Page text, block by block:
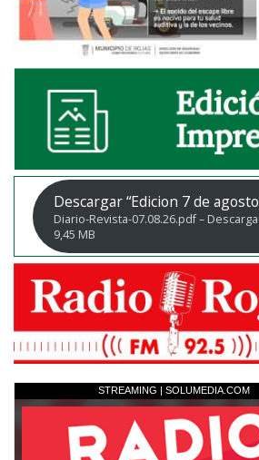
Descargar “Edicion 7 de
Diario-Revista-07.08.26.pdf –
9,45 MB